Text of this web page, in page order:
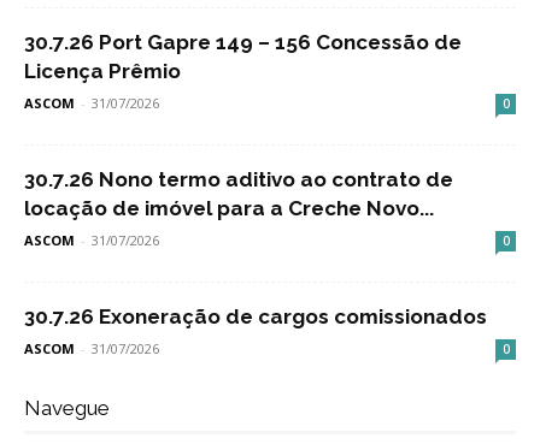
30.7.26 Port Gapre 149 – 156 Concessão de
Licença Prêmio
ASCOM - 31/07/2026 0
30.7.26 Nono termo aditivo ao contrato de
locação de imóvel para a Creche Novo...
ASCOM - 31/07/2026 0
30.7.26 Exoneração de cargos comissionados
ASCOM - 31/07/2026 0
Navegue